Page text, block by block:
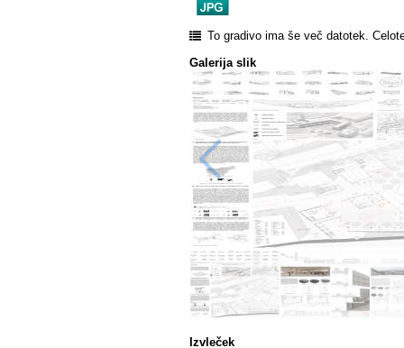
To gradivo ima še več datotek.
Galerija slik
Izvleček